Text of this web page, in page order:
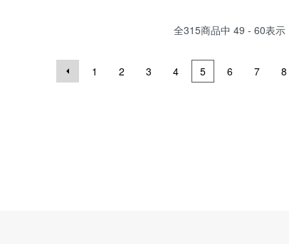
全315商品中 49 - 60表示
1 2 3 4 5 6 7 8